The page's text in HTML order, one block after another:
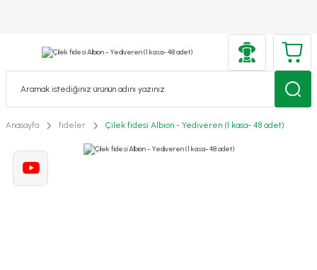
Anasayfa fideler Çilek fidesi Albion - Yediveren (1 kasa- 48 adet)